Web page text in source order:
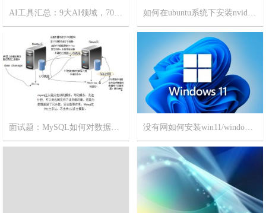
AI工具汇总：9大AI领域，70+精选AI工具 如何在ubuntu系统下安装nvidia显卡驱动？
2024-3-7
没有网如何安装win11/windows11?
2023-9-18 19